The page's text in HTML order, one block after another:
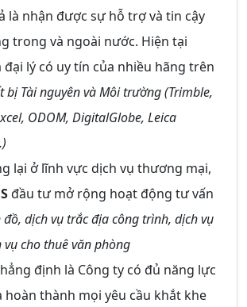
là nhận được sự hỗ trợ và tin cậy
trong và ngoài nước. Hiện tại
đại lý có uy tín của nhiều hãng trên
bị Tài nguyên và Môi trường (Trimble,
ODOM, DigitalGlobe, Leica
lại ở lĩnh vực dịch vụ thương mại,
đầu tư mở rộng hoạt động tư vấn
đồ, dịch vụ trắc địa công trình, dịch vụ
cho thuê văn phòng
định là Công ty có đủ năng lực
thành mọi yêu cầu khắt khe